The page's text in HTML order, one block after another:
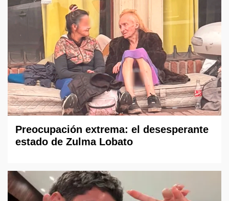
Preocupación extrema: el desesperante
estado de Zulma Lobato